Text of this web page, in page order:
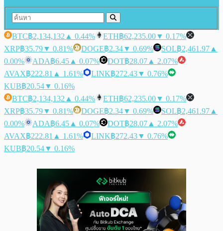
BTC฿2,134,132 ▲ 0.44% ETH฿62,235.00▼ 0.17%
XRP฿35.79▼ 0.81% DOGE฿2.34▼ 0.69% SOL฿2,461.97 ▲
0.00%
ADA฿6.45 ▲ 0.07% DOT฿28.07 ▲ 2.07%
AVAX฿222.81 ▲ 1.61% LINK฿272.43▼ 0.76%
KUB฿20.54▼ 0.16%
BTC฿2,134,132 ▲ 0.44% ETH฿62,235.00▼ 0.17%
XRP฿35.79▼ 0.81% DOGE฿2.34▼ 0.69% SOL฿2,461.97 ▲
0.00%
ADA฿6.45 ▲ 0.07% DOT฿28.07 ▲ 2.07%
AVAX฿222.81 ▲ 1.61% LINK฿272.43▼ 0.76%
KUB฿20.54▼ 0.16%